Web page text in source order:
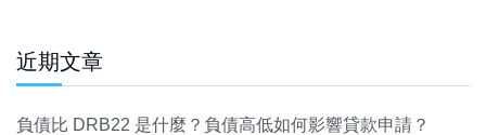
近期文章
負債比 DRB22 是什麼？負債高低如何影響貸款申請？